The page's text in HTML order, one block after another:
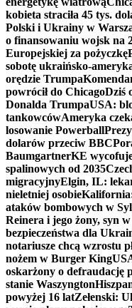
kobieta straciła 45 tys.
Polski i Ukrainy w
o finansowaniu wojsk na
Europejskiej za pożyczkę
sobotę ukraińsko-
orędzie Trumpa
powrócił do ChicagoDziś
Donalda TrumpaUSA:
tankowcówAmeryka
losowanie Powerball
dolarów przeciw BBC
BaumgartnerKE
spalinowych od 2035
migracyjnyElgin, IL:
nieletniej osobie
ataków bombowych w
Reinera i jego żony, syn w
bezpieczeństwa dla
notariusze chcą wzrostu
nożem w Burger King
oskarżony o defraudację
stanie Waszyngton
powyżej 16 latZełenski: